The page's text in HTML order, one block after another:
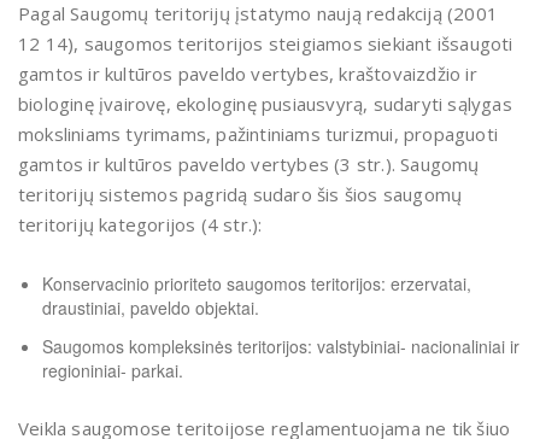
Pagal Saugomų teritorijų įstatymo naują redakciją (2001
12 14), saugomos teritorijos steigiamos siekiant išsaugoti
gamtos ir kultūros paveldo vertybes, kraštovaizdžio ir
biologinę įvairovę, ekologinę pusiausvyrą, sudaryti sąlygas
moksliniams tyrimams, pažintiniams turizmui, propaguoti
gamtos ir kultūros paveldo vertybes (3 str.). Saugomų
teritorijų sistemos pagridą sudaro šis šios saugomų
teritorijų kategorijos (4 str.):
Konservacinio prioriteto saugomos teritorijos: erzervatai,
draustiniai, paveldo objektai.
Saugomos kompleksinės teritorijos: valstybiniai- nacionaliniai ir
regioniniai- parkai.
Veikla saugomose teritoijose reglamentuojama ne tik šiuo